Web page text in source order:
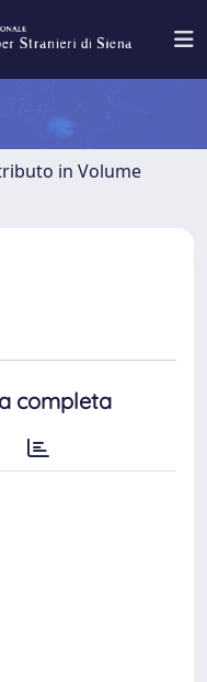
in Volume
completa